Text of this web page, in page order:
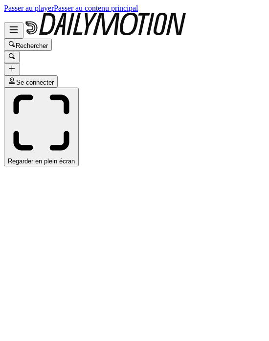
Passer au playerPasser au contenu principal
Rechercher
Se connecter
Regarder en plein écran